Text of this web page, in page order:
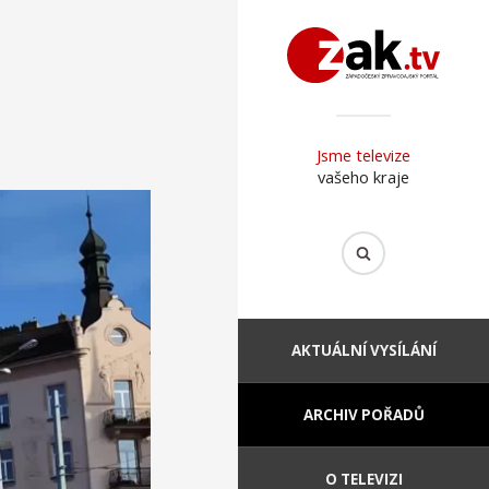
Jsme televize
vašeho kraje
AKTUÁLNÍ VYSÍLÁNÍ
ARCHIV POŘADŮ
O TELEVIZI